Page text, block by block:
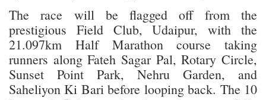
The race will be flagged off from the
prestigious Field Club, Udaipur, with the
21.097km Half Marathon course taking
runners along Fateh Sagar Pal, Rotary Circle,
Sunset Point Park, Nehru Garden, and
Saheliyon Ki Bari before looping back. The 10